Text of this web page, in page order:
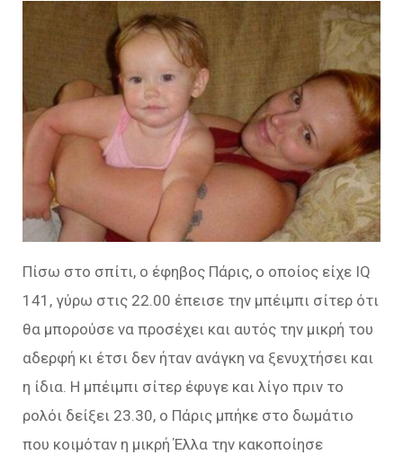
Πίσω στο σπίτι, ο έφηβος Πάρις, ο οποίος είχε IQ
141, γύρω στις 22.00 έπεισε την μπέιμπι σίτερ ότι
θα μπορούσε να προσέχει και αυτός την μικρή του
αδερφή κι έτσι δεν ήταν ανάγκη να ξενυχτήσει και
η ίδια. Η μπέιμπι σίτερ έφυγε και λίγο πριν το
ρολόι δείξει 23.30, ο Πάρις μπήκε στο δωμάτιο
που κοιμόταν η μικρή Έλλα την κακοποίησε